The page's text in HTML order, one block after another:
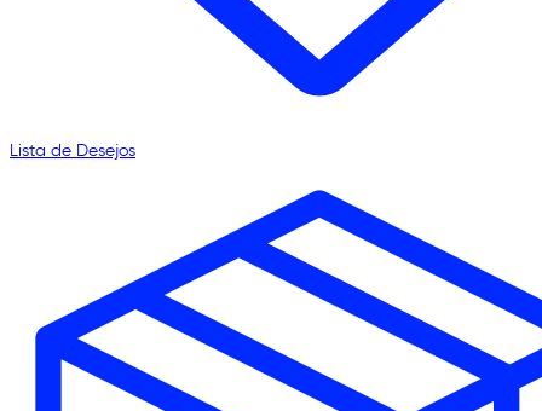
Lista de Desejos